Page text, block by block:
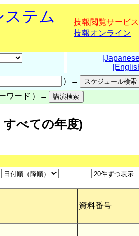
テム
技報閲覧サービス
技報オンライン
）→
ワード ）→
べての年度)
資料番号